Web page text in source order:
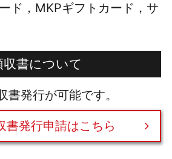
ド，MKPギフトカード，サ
収書について
書発行が可能です。
書発行申請はこちら